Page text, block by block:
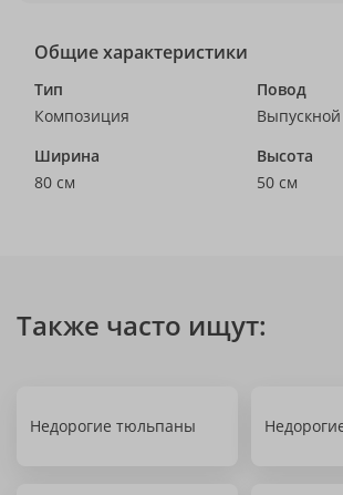
Общие характеристики
Тип
Композиция
Повод
Выпускной
Ширина
80 см
Высота
50 см
Также часто ищут:
Недорогие тюльпаны